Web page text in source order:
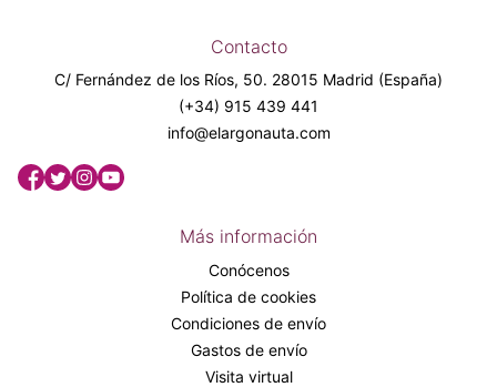
Contacto
C/ Fernández de los Ríos, 50. 28015 Madrid (España)
(+34) 915 439 441
info@elargonauta.com
Más información
Conócenos
Política de cookies
Condiciones de envío
Gastos de envío
Visita virtual